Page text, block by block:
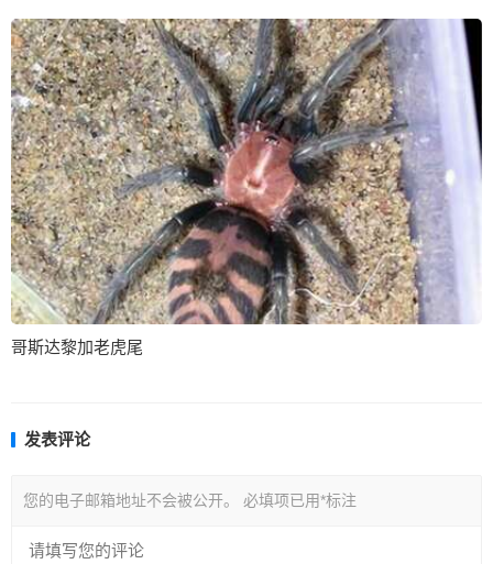
哥斯达黎加老虎尾
发表评论
您的电子邮箱地址不会被公开。 必填项已用*标注